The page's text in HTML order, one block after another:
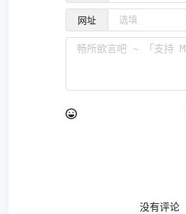
网址
没有评论